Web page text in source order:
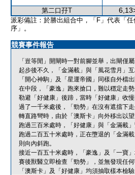
第二口孖T
派彩備註：於勝出組合中，「F」代表「
序」。
競賽事件報告
「豈等閒」開閘時一對前腳並舉，出閘僅屬
起步後不久，「金滿載」與「風花雪月」互
「開心神駒」及「星運帝國」同樣自外檔
在中段，「豪逸」跑來搶口，難以穩定走
勒避「好健康」後蹄，當時「好健康」收
過了一千米處後，「勁勢」在沒有遮擋下走
轉直路彎時，由於「澳斯卡」向外移出以
跑過三百米處時，「好健康」與「金滿載」
跑過二百五十米處時，正在墮退的「金滿
則向內斜跑。
接近一百五十米處時，「豪逸」及「一寶
賽後獸醫立即檢查「勁勢」，並無發現任何
「澳斯卡」及「好健康」均須抽取樣本檢驗